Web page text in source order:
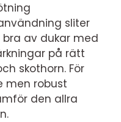
sliter
av dukar med
på rätt
skothorn. För
men robust
den allra